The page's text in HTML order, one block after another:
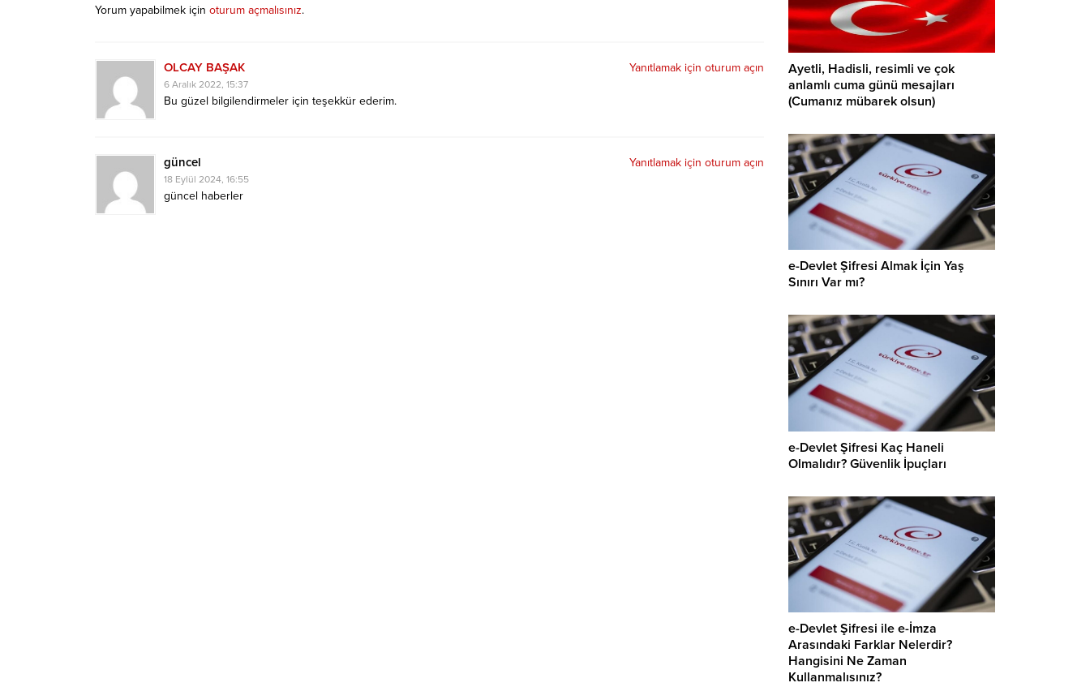
Yorum yapabilmek için oturum açmalısınız.
OLCAY BAŞAK
6 Aralık 2022, 15:37
Bu güzel bilgilendirmeler için teşekkür ederim.
Yanıtlamak için oturum açın
güncel
18 Eylül 2024, 16:55
güncel haberler
Yanıtlamak için oturum açın
Ayetli, Hadisli, resimli ve çok
anlamlı cuma günü mesajları
(Cumanız mübarek olsun)
e-Devlet Şifresi Almak İçin Yaş
Sınırı Var mı?
e-Devlet Şifresi Kaç Haneli
Olmalıdır? Güvenlik İpuçları
e-Devlet Şifresi ile e-İmza
Arasındaki Farklar Nelerdir?
Hangisini Ne Zaman
Kullanmalısınız?